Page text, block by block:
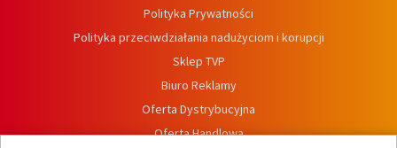
Polityka Prywatności
Polityka przeciwdziałania nadużyciom i korupcji
Sklep TVP
Biuro Reklamy
Oferta Dystrybucyjna
Oferta Handlowa